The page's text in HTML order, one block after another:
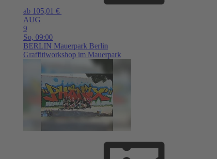
ab 105,01 €
AUG
9
So, 09:00
BERLIN Mauerpark Berlin
Graffitiworkshop im Mauerpark